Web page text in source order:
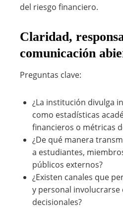
del riesgo financiero.
Claridad,
comunicación
Preguntas clave:
¿La institución divulga
como estadísticas
financieros o métricas
¿De qué manera
a estudiantes,
públicos externos?
¿Existen canales que
y personal involucrarse
decisionales?